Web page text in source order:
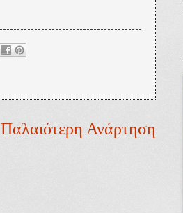
Παλαιότερη Ανάρτηση